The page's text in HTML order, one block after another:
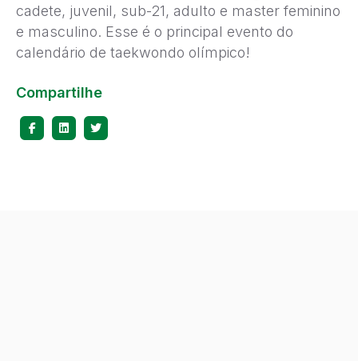
cadete, juvenil, sub-21, adulto e master feminino
e masculino. Esse é o principal evento do
calendário de taekwondo olímpico!
Compartilhe